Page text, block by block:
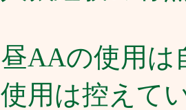
昼AAの使用は
使用は控えて